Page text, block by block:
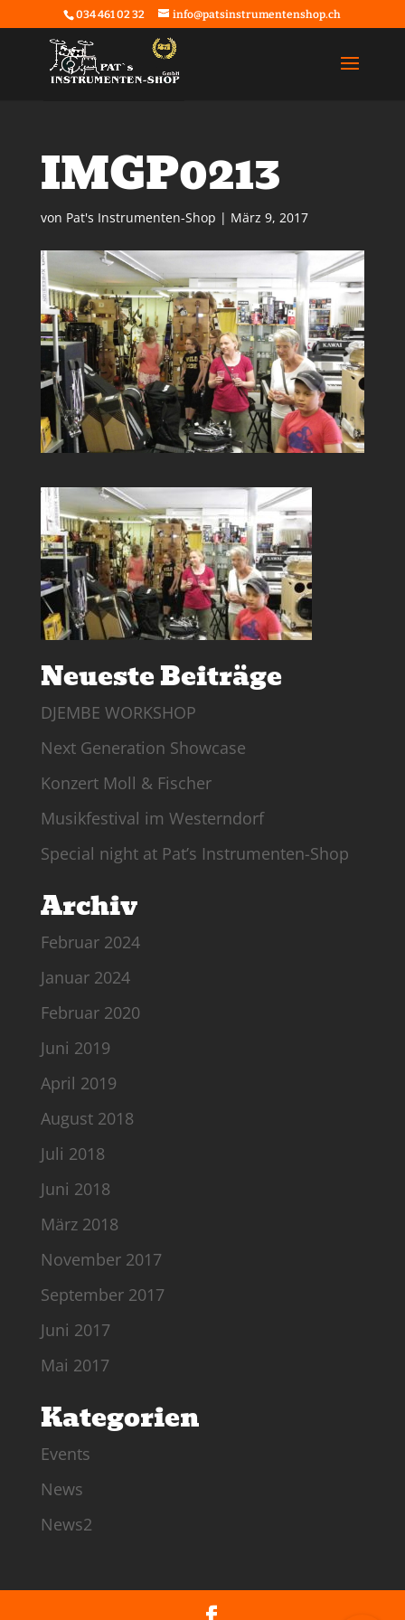
034 461 02 32 info@patsinstrumentenshop.ch
IMGP0213
von Pat's Instrumenten-Shop | März 9, 2017
Neueste Beiträge
DJEMBE WORKSHOP
Next Generation Showcase
Konzert Moll & Fischer
Musikfestival im Westerndorf
Special night at Pat’s Instrumenten-Shop
Archiv
Februar 2024
Januar 2024
Februar 2020
Juni 2019
April 2019
August 2018
Juli 2018
Juni 2018
März 2018
November 2017
September 2017
Juni 2017
Mai 2017
Kategorien
Events
News
News2